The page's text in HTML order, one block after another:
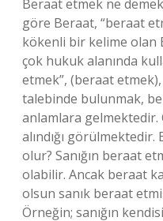
Beraat etmek ne
göre Beraat, “beraat
kökenli bir kelime olan
çok hukuk alanında
etmek”, (beraat
talebinde bulunmak,
anlamlara gelmektedir.
alındığı
olur? Sanığın beraat
olabilir. Ancak beraat
olsun sanık beraat
Örneğin; sanığın